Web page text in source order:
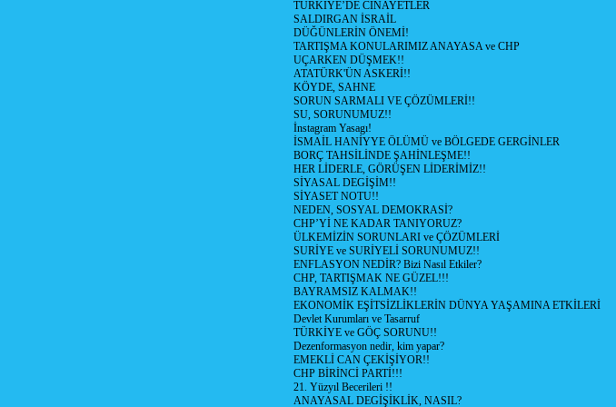
TÜRKİYE’DE CİNAYETLER
SALDIRGAN İSRAİL
DÜĞÜNLERİN ÖNEMİ!
TARTIŞMA KONULARIMIZ ANAYASA ve CHP
UÇARKEN DÜŞMEK!!
ATATÜRK'ÜN ASKERİ!!
KÖYDE, SAHNE
SORUN SARMALI VE ÇÖZÜMLERİ!!
SU, SORUNUMUZ!!
İnstagram Yasagı!
İSMAİL HANİYYE ÖLÜMÜ ve BÖLGEDE GERGİNLER
BORÇ TAHSİLİNDE ŞAHİNLEŞME!!
HER LİDERLE, GÖRÜŞEN LİDERİMİZ!!
SİYASAL DEGİŞİM!!
SİYASET NOTU!!
NEDEN, SOSYAL DEMOKRASİ?
CHP’Yİ NE KADAR TANIYORUZ?
ÜLKEMİZİN SORUNLARI ve ÇÖZÜMLERİ
SURİYE ve SURİYELİ SORUNUMUZ!!
ENFLASYON NEDİR? Bizi Nasıl Etkiler?
CHP, TARTIŞMAK NE GÜZEL!!!
BAYRAMSIZ KALMAK!!
EKONOMİK EŞİTSİZLİKLERİN DÜNYA YAŞAMINA ETKİLERİ
Devlet Kurumları ve Tasarruf
TÜRKİYE ve GÖÇ SORUNU!!
Dezenformasyon nedir, kim yapar?
EMEKLİ CAN ÇEKİŞİYOR!!
CHP BİRİNCİ PARTİ!!!
21. Yüzyıl Becerileri !!
ANAYASAL DEGİŞİKLİK, NASIL?